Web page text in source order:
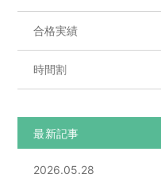
合格実績
時間割
最新記事
2026.05.28